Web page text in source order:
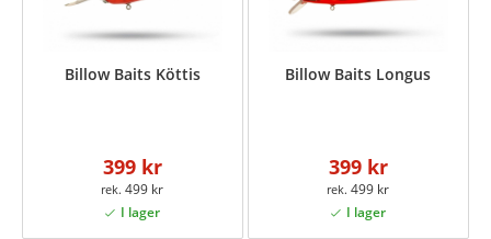
Billow Baits Köttis
399 kr
499 kr
Billow Baits Longus
399 kr
499 kr